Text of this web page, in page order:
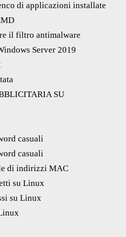
di applicazioni installate
il filtro antimalware
Server 2019
SU
casuali
casuali
di indirizzi MAC
su Linux
su Linux